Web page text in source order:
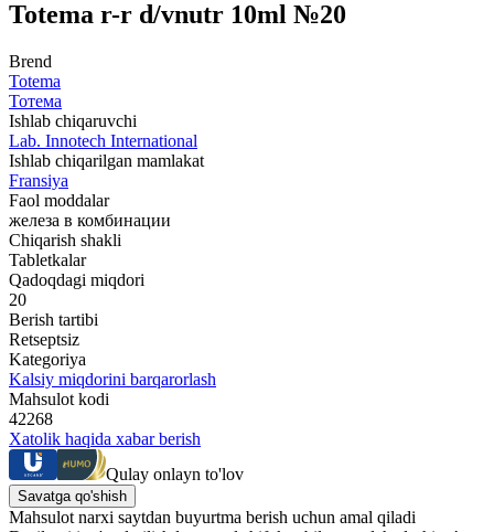
Totema r-r d/vnutr 10ml №20
Brend
Totema
Тотема
Ishlab chiqaruvchi
Lab. Innotech International
Ishlab chiqarilgan mamlakat
Fransiya
Faol moddalar
железа в комбинации
Chiqarish shakli
Tabletkalar
Qadoqdagi miqdori
20
Berish tartibi
Retseptsiz
Kategoriya
Kalsiy miqdorini barqarorlash
Mahsulot kodi
42268
Xatolik haqida xabar berish
Qulay onlayn to'lov
Savatga qo'shish
Mahsulot narxi saytdan buyurtma berish uchun amal qiladi